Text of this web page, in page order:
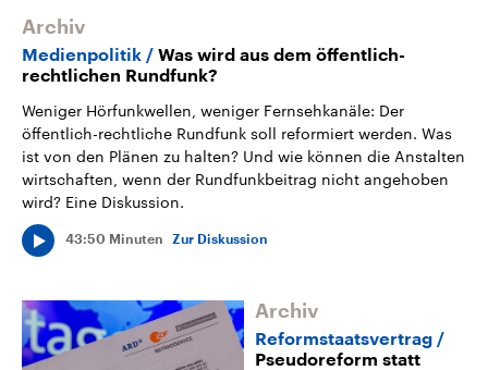
Archiv
Medienpolitik
Was wird aus dem öffentlich-
rechtlichen Rundfunk?
Weniger Hörfunkwellen, weniger Fernsehkanäle: Der
öffentlich-rechtliche Rundfunk soll reformiert werden. Was
ist von den Plänen zu halten? Und wie können die Anstalten
wirtschaften, wenn der Rundfunkbeitrag nicht angehoben
wird? Eine Diskussion.
43:50 Minuten Zur Diskussion
Archiv
Reformstaatsvertrag
Pseudoreform statt